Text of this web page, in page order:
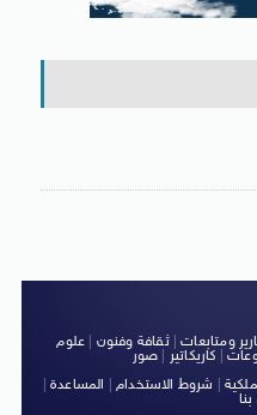
ومتابعات|ثقافة وفنون
علوم
كاريكاتير صور
شروط الاستخدام| المساعدة|